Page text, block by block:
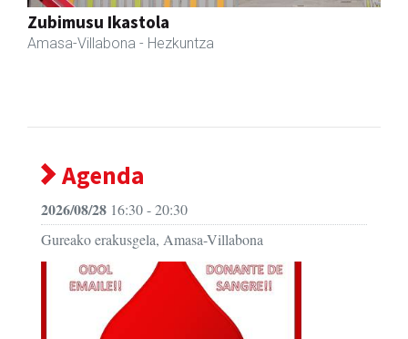
Zubimusu Ikastola
Amasa-Villabona - Hezkuntza
Agenda
2026/08/28 16:30 - 20:30
Gureako erakusgela, Amasa-Villabona